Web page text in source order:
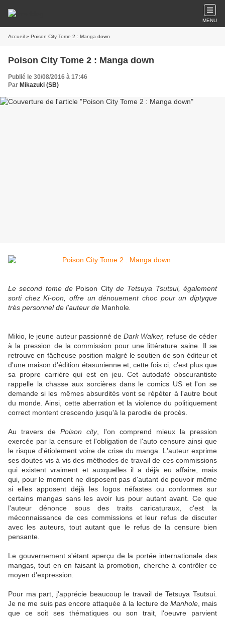
MENU
Accueil » Poison City Tome 2 : Manga down
Poison City Tome 2 : Manga down
Publié le 30/08/2016 à 17:46
Par Mikazuki (SB)
Le second tome de Poison Cityde Tetsuya Tsutsui, également
sorti chez Ki-oon, offre un dénouement choc pour un diptyque
très personnel de l'auteur de Manhole
Mikio, le jeune auteur passionné deDark Walker, refuse de céder
à la pression de la commission pour une littérature saine. Il se
retrouve en fâcheuse position malgré le soutien de son éditeur et
d'une maison d'édition étasunienne et, cette fois ci, c'est plus que
sa propre carrière qui est en jeu. Cet autodafé obscurantiste
rappelle la chasse aux sorcières dans le comics US et l'on se
demande si les mêmes absurdités vont se répéter à l'autre bout
du monde. Ainsi, cette aberration et la violence du politiquement
correct montent crescendo jusqu'à la parodie de procès.
Au travers dePoison city, l'on comprend mieux la pression
exercée par la censure et l'obligation de l'auto censure ainsi que
le risque d'étiolement voire de crise du manga. L'auteur exprime
ses doutes vis à vis des méthodes de travail de ces commissions
qui existent vraiment et auxquelles il a déjà eu affaire, mais
qui, pour le moment ne disposent pas d'autant de pouvoir même
si elles apposent déjà les logos néfastes ou conformes sur
certains mangas sans les avoir lus pour autant avant. Ce que
l'auteur dénonce sous des traits caricaturaux, c'est la
méconnaissance de ces commissions et leur refus de discuter
avec les auteurs, tout autant que le refus de la censure bien
pensante.
Le gouvernement s'étant aperçu de la portée internationale des
mangas, tout en en faisant la promotion, cherche à contrôler ce
moyen d'expression.
Pour ma part, j'apprécie beaucoup le travail de Tetsuya Tsutsui.
Je ne me suis pas encore attaquée à la lecture de Manhole, mais
que ce soit ses thématiques ou son trait, l'oeuvre parvient